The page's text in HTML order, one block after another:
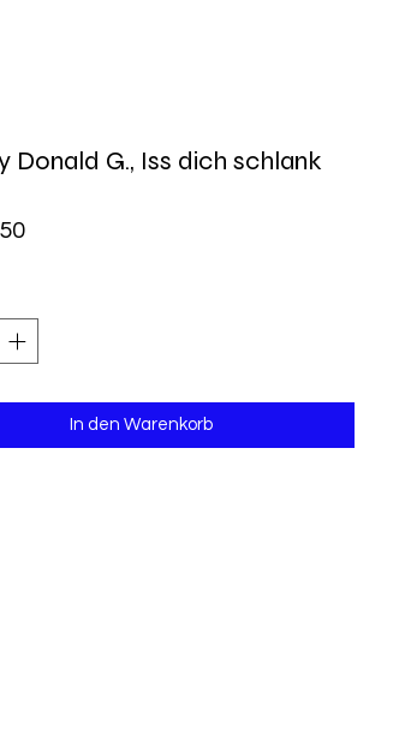
Donald G., Iss dich schlank
Preis
In den Warenkorb